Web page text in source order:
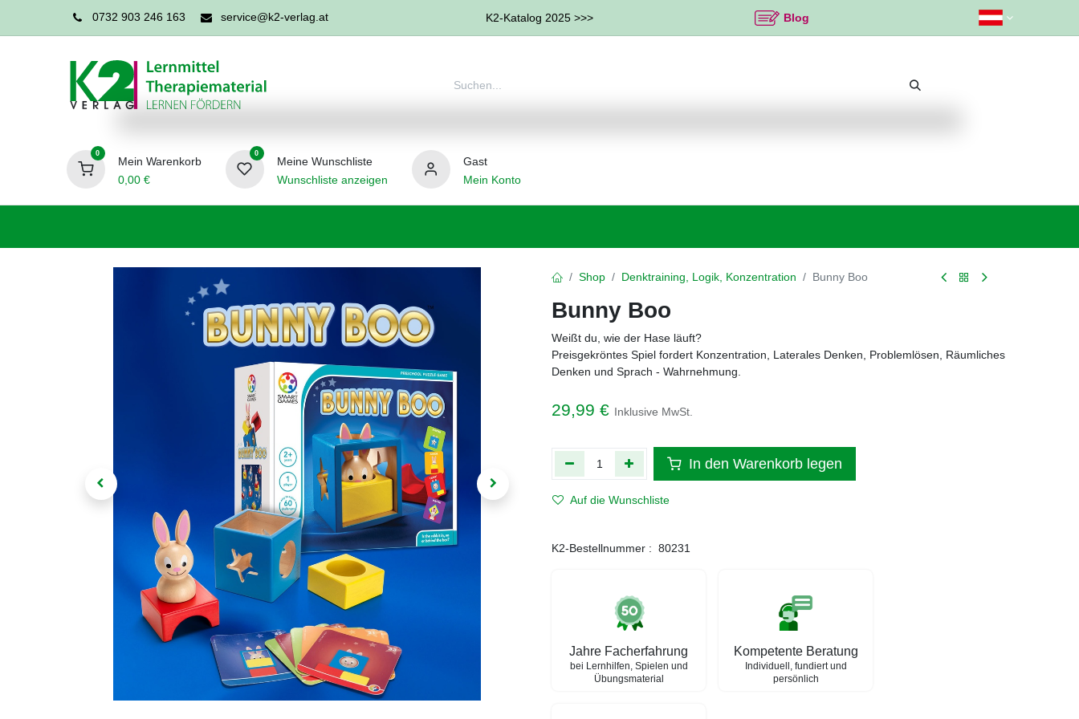
0732 903 246 163 service@k2-verlag.at K2-Katalog 2025 >>> Blog
0
Mein Warenkorb
0,00€
0
Meine Wunschliste
Wunschliste anzeigen
Gast
Mein Konto
Shop Denktraining, Logik, Konzentration Bunny Boo
Bunny Boo
Weißt du, wie der Hase läuft?
Preisgekröntes Spiel fordert Konzentration, Laterales Denken, Problemlösen, Räumliches
Denken und Sprach - Wahrnehmung.
29,99 € Inklusive MwSt.
In den Warenkorb legen
Auf die Wunschliste
K2-Bestellnummer : 80231
Jahre Facherfahrung
bei Lernhilfen, Spielen und
Übungsmaterial
Kompetente Beratung
Individuell, fundiert und
persönlich